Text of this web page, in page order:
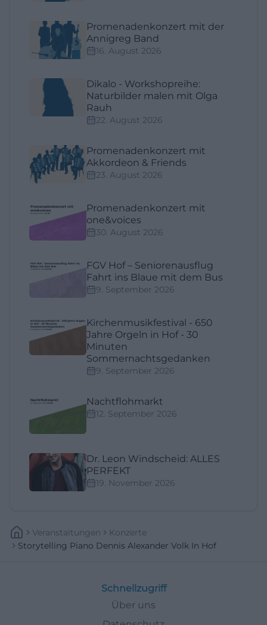
Promenadenkonzert mit der
Annigreg Band
16. August 2026
Dikalo - Workshopreihe:
Naturbilder malen mit Olga
Rauh
22. August 2026
Promenadenkonzert mit
Akkordeon & Friends
23. August 2026
Promenadenkonzert mit
one&voices
30. August 2026
FGV Hof – Seniorenausflug
Fahrt ins Blaue mit dem Bus
9. September 2026
Kirchenmusikfestival - 650
Jahre Orgeln in Hof - 30
Minuten
Sommernachtsgedanken
9. September 2026
Nachtflohmarkt
12. September 2026
Dr. Leon Windscheid: ALLES
PERFEKT
19. November 2026
Veranstaltungen
Konzerte
Storytelling Piano Dennis Alexander Volk In Hof
Schnellzugriff
Über uns